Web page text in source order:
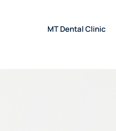
MT Dental Clinic